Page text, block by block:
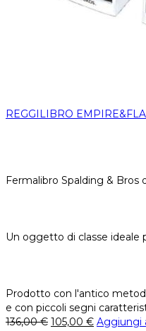
REGGILIBRO
Fermalibro Spalding & Bros
Un oggetto di classe ideale
Prodotto con l'antico
e con piccoli segni
136,00€ 105,00 € Aggiungi